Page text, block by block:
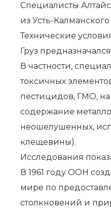
Специалисты
из Усть-
Технические
Груз
В частности,
токсичных
пестицидов, ГМО, на
содержание
неошелушенных,
клещевины).
Исследования
В 1961 году ООН
мире по
столкновений и